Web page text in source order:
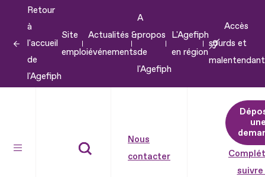
contenu
Retour
à
l'accueil
de
l'Agefiph
Site
emploi
Actualités &
événements
A
propos
de
l'Agefiph
L'Agefiph
en région
Accès
sourds et
Nous
contacter
suivre